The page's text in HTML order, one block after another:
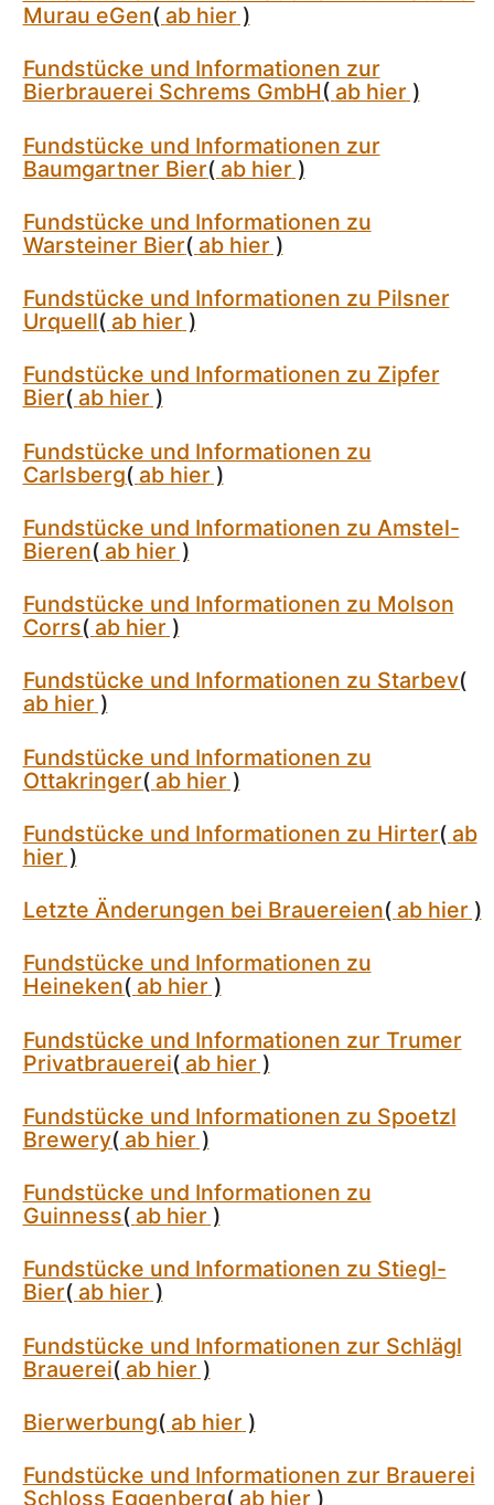
Murau eGen( ab hier)
Fundstücke und Informationen zur
Bierbrauerei Schrems GmbH( ab hier)
Fundstücke und Informationen zur
Baumgartner Bier( ab hier)
Fundstücke und Informationen zu
Warsteiner Bier( ab hier)
Fundstücke und Informationen zu Pilsner
Urquell( ab hier)
Fundstücke und Informationen zu Zipfer
Bier( ab hier)
Fundstücke und Informationen zu
Carlsberg( ab hier)
Fundstücke und Informationen zu Amstel-
Bieren( ab hier)
Fundstücke und Informationen zu Molson
Corrs( ab hier)
Fundstücke und Informationen zu Starbev(
ab hier)
Fundstücke und Informationen zu
Ottakringer( ab hier)
Fundstücke und Informationen zu Hirter( ab
hier)
Letzte Änderungen bei Brauereien( ab hier)
Fundstücke und Informationen zu
Heineken( ab hier)
Fundstücke und Informationen zur Trumer
Privatbrauerei( ab hier)
Fundstücke und Informationen zu Spoetzl
Brewery( ab hier)
Fundstücke und Informationen zu
Guinness( ab hier)
Fundstücke und Informationen zu Stiegl-
Bier( ab hier)
Fundstücke und Informationen zur Schlägl
Brauerei( ab hier)
Bierwerbung( ab hier)
Fundstücke und Informationen zur Brauerei
Schloss Eggenberg( ab hier)